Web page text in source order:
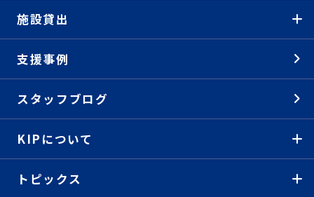
施設貸出
支援事例
スタッフブログ
KIPについて
トピックス